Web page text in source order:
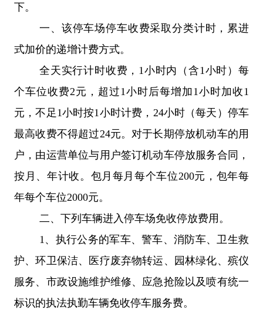
下。
一、该停车场停车收费采取分类计时，累进
式加价的递增计费方式。
全天实行计时收费， 1 小时内 （含1 小时 ）每
个车位收费2元，超过1 小时后每增加1 小时加收1
元，不足 1小时按1 小时计费， 24小时（每天）停车
最高收费不得超过24元。对于长期停放机动车的用
户，由运营单位与用户签订机动车停放服务合同，
按月、年计收。包月每月每个车位200元，包年每
年每个车位2000元。
二、下列车辆进入停车场免收停放费用。
1 、执行公务的军车、警车、消防车、卫生救
护、环卫保洁、医疗废弃物转运、园林绿化、殡仪
服务、市政设施维护维修、应急抢险以及喷有统一
标识的执法执勤车辆免收停车服务费。